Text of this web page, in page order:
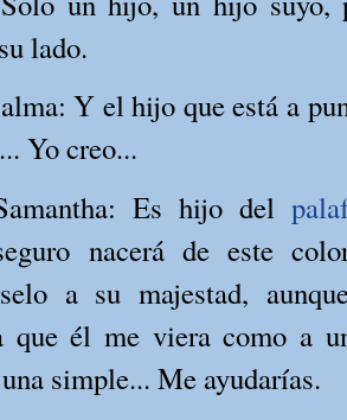
lado.
Y el hijo que está a
Yo creo...
Es hijo del
nacerá de este
a su majestad,
que él me viera como a
simple... Me ayudarías.